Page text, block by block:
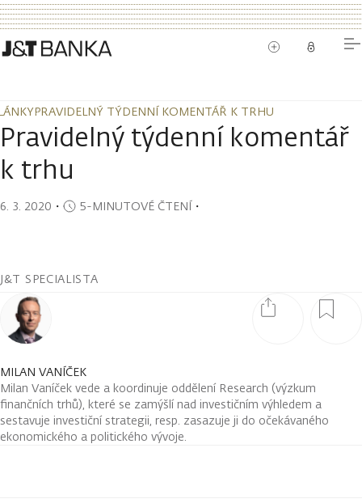
PRAVIDELNÝ TÝDENNÍ KOMENTÁŘ K TRHU
PRAVIDELNÝ TÝDENNÍ KOMENTÁŘ K TRHU
Pravidelný týdenní komentář
k trhu
6. 3. 2020 ・ 5-MINUTOVÉ ČTENÍ・
J&T SPECIALISTA
MILAN VANÍČEK
Milan Vaníček vede a koordinuje oddělení Research (výzkum
finančních trhů), které se zamýšlí nad investičním výhledem a
sestavuje investiční strategii, resp. zasazuje ji do očekávaného
ekonomického a politického vývoje.